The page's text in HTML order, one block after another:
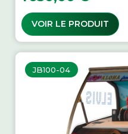
VOIR LE PRODUIT
JB100-04